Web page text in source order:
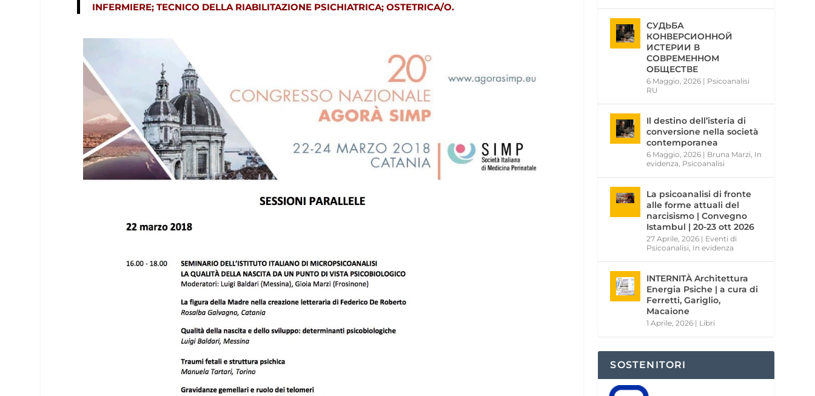
INFERMIERE; TECNICO DELLA RIABILITAZIONE PSICHIATRICA; OSTETRICA/O.
СУДЬБА
КОНВЕРСИОННОЙ
ИСТЕРИИ В
СОВРЕМЕННОМ
ОБЩЕСТВЕ
6 Maggio, 2026 | Psicoanalisi
RU
Il destino dell’isteria di
conversione nella società
contemporanea
6 Maggio, 2026 | Bruna Marzi In
evidenza Psicoanalisi
La psicoanalisi di fronte
alle forme attuali del
narcisismo | Convegno
Istambul | 20-23 ott 2026
27 Aprile, 2026 | Eventi di
Psicoanalisi In evidenza
INTERNITÀ Architettura
Energia Psiche | a cura di
Ferretti, Gariglio,
Macaione
1 Aprile, 2026 | Libri
SOSTENITORI